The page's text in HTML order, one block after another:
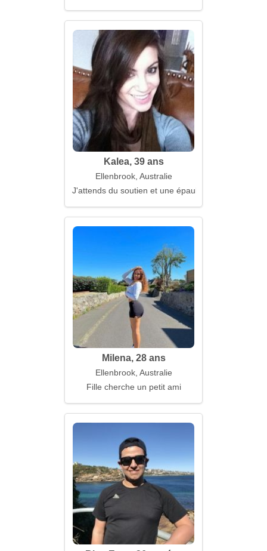
Kalea, 39 ans
Ellenbrook, Australie
J'attends du soutien et une épaule solide
Milena, 28 ans
Ellenbrook, Australie
Fille cherche un petit ami